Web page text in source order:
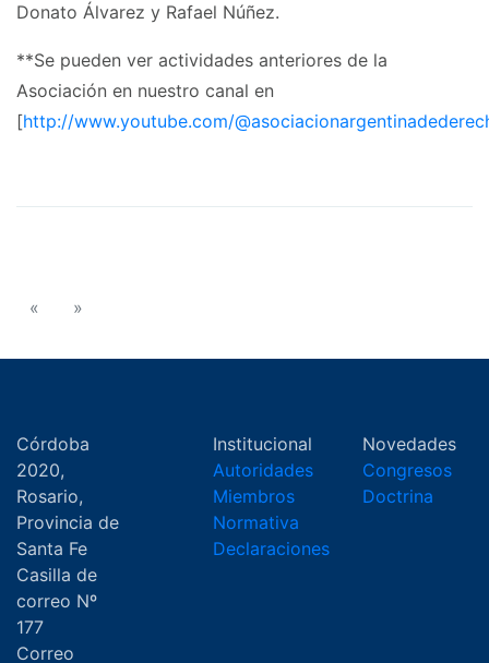
Donato Álvarez y Rafael Núñez.
**Se pueden ver actividades anteriores de la
Asociación en nuestro canal en
[http://www.youtube.com/
« »
Córdoba
2020,
Rosario,
Provincia de
Santa Fe
Casilla de
correo Nº
177
Correo
Institucional
Autoridades
Miembros
Normativa
Declaraciones
Novedades
Congresos
Doctrina